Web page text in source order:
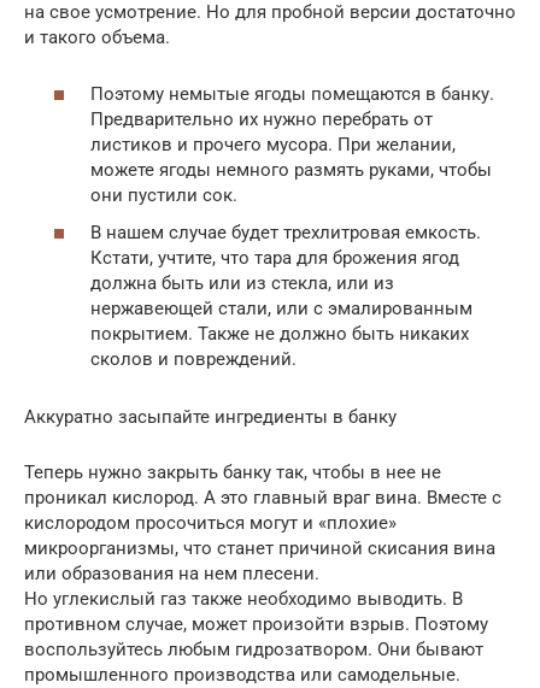
на свое усмотрение. Но для пробной версии достаточно
и такого объема.
Поэтому немытые ягоды помещаются в банку.
Предварительно их нужно перебрать от
листиков и прочего мусора. При желании,
можете ягоды немного размять руками, чтобы
они пустили сок.
В нашем случае будет трехлитровая емкость.
Кстати, учтите, что тара для брожения ягод
должна быть или из стекла, или из
нержавеющей стали, или с эмалированным
покрытием. Также не должно быть никаких
сколов и повреждений.
Аккуратно засыпайте ингредиенты в банку
Теперь нужно закрыть банку так, чтобы в нее не
проникал кислород. А это главный враг вина. Вместе с
кислородом просочиться могут и «плохие»
микроорганизмы, что станет причиной скисания вина
или образования на нем плесени.
Но углекислый газ также необходимо выводить. В
противном случае, может произойти взрыв. Поэтому
воспользуйтесь любым гидрозатвором. Они бывают
промышленного производства или самодельные.